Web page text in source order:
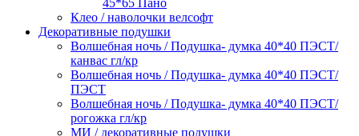
45*65 Пано
Клео / наволочки велсофт
Декоративные подушки
Волшебная ночь / Подушка- думка 40*40 ПЭСТ/
канвас гл/кр
Волшебная ночь / Подушка- думка 40*40 ПЭСТ/
ПЭСТ
Волшебная ночь / Подушка- думка 40*40 ПЭСТ/
рогожка гл/кр
МИ / декоративные подушки